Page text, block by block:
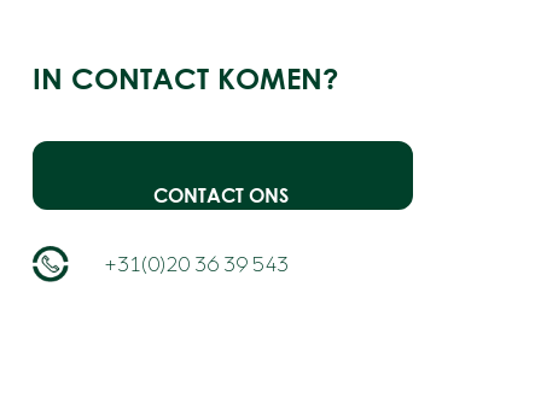
IN CONTACT KOMEN?
CONTACT ONS
+31(0)20 36 39 543